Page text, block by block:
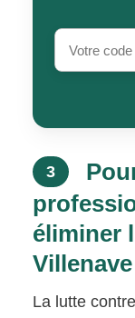
3
éliminer
La lutte